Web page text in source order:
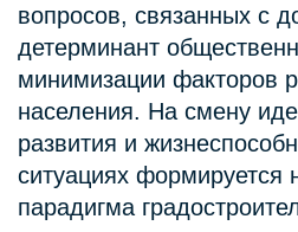
вопросов, связанных с
детерминант
минимизации факторов
населения. На смену
развития и
ситуациях формируется
парадигма